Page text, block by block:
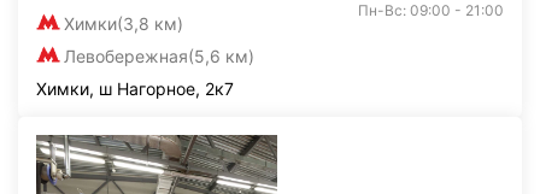
Химки(3,8 км)
Левобережная(5,6 км)
Пн-Вс: 09:00 - 21:00
Химки, ш Нагорное, 2к7